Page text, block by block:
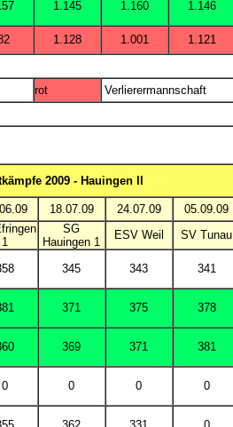
1.145 1.160 1.146
1.128 1.001 1.121
rot Verlierermannschaft
2009 - Hauingen II
18.07.09 24.07.09 05.09.09
1
SG
Hauingen 1
ESV Weil SV Tunau
345 343 341
371 375 378
369 371 381
0 0 0 0